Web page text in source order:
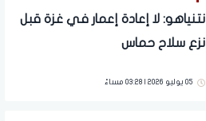
نتنياهو: لا إعادة إعمار في غزة قبل
نزع سلاح حماس
05 يوليو 2026 | 03:28 مساءً